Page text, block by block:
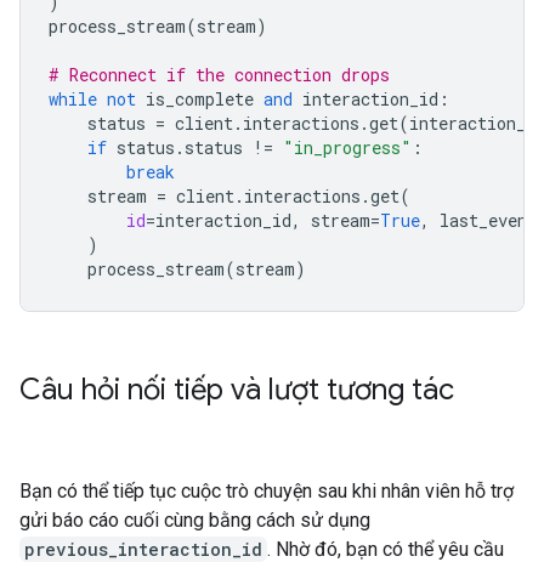
process_stream(stream)
# Reconnect if the connection drops
while not is_complete and interaction_id :
status = client. interactions .get(interaction_id
if status . status != "in_progress" :
break
stream = client. interactions .get(
id=interaction_id, stream=True,
)
process_stream(stream)
Câu hỏi nối tiếp và lượt tương tác
Bạn có thể tiếp tục cuộc trò chuyện sau khi nhân viên hỗ trợ
gửi báo cáo cuối cùng bằng cách sử dụng
previous_interaction_id . Nhờ đó, bạn có thể yêu cầu